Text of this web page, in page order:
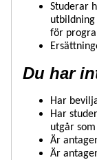
Studerar
för
Du har
Har
Har
utgår
Är
Är